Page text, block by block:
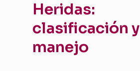
Heridas:
clasificación y
manejo